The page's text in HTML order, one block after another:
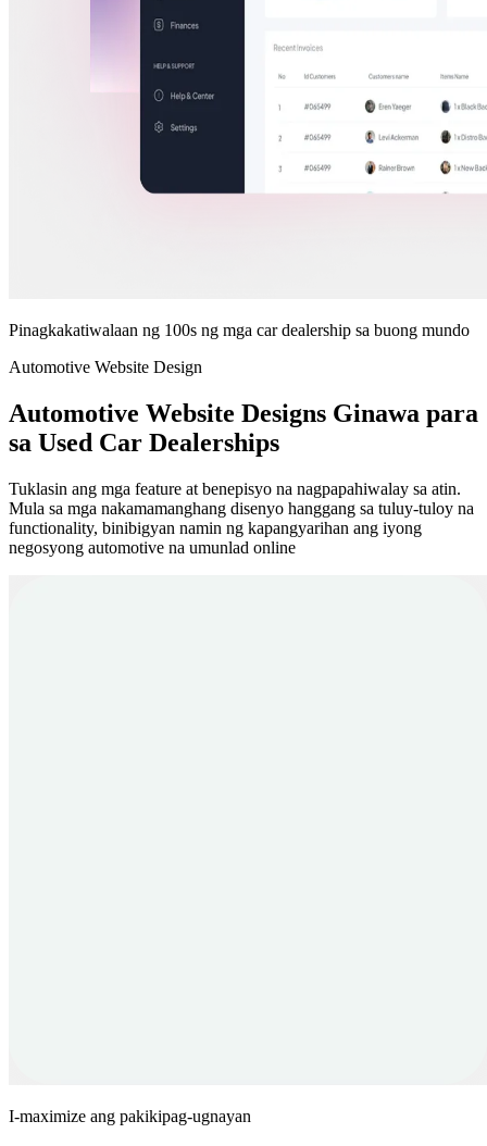
Pinagkakatiwalaan ng 100s ng mga car dealership sa buong mundo
Automotive Website Design
Automotive Website Designs Ginawa para
sa Used Car Dealerships
Tuklasin ang mga feature at benepisyo na nagpapahiwalay sa atin.
Mula sa mga nakamamanghang disenyo hanggang sa tuluy-tuloy na
functionality, binibigyan namin ng kapangyarihan ang iyong
negosyong automotive na umunlad online
I-maximize ang pakikipag-ugnayan